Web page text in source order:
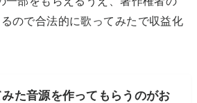
ので合法的に歌ってみたで収益化
た音源を作ってもらうのがお